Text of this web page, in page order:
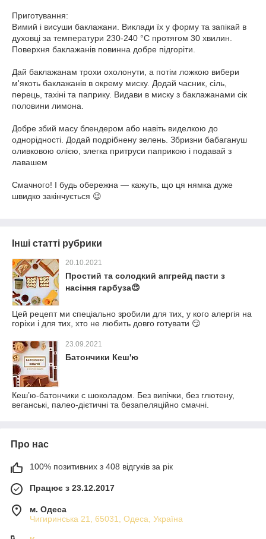
Приготування:
Вимий і висуши баклажани. Виклади їх у форму та запікай в
духовці за температури 230-240 °C протягом 30 хвилин.
Поверхня баклажанів повинна добре підгоріти.
Дай баклажанам трохи охолонути, а потім ложкою вибери
м'якоть баклажанів в окрему миску. Додай часник, сіль,
перець, тахіні та паприку. Видави в миску з баклажанами сік
половини лимона.
Добре збий масу блендером або навіть виделкою до
однорідності. Додай подрібнену зелень. Збризни бабагануш
оливковою олією, злегка притруси паприкою і подавай з
лавашем
Смачного! І будь обережна — кажуть, що ця нямка дуже
швидко закінчується 😉
Інші статті рубрики
20.10.2021
Простий та солодкий апгрейд пасти з
насіння гарбуза😍
Цей рецепт ми спеціально зробили для тих, у кого алергія на
горіхи і для тих, хто не любить довго готувати 😏
23.09.2021
Батончики Кеш'ю
Кеш’ю-батончики с шоколадом. Без випічки, без глютену,
веганські, палео-дієтичні та безапеляційно смачні.
Про нас
100% позитивних з 408 відгуків за рік
Працює з 23.12.2017
м. Одеса
Чигиринська 21, 65031, Одеса, Україна